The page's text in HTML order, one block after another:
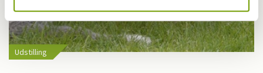
Udstilling